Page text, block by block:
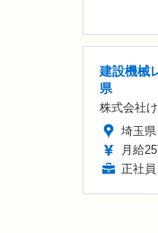
建設機械
県
株式会社
埼玉県
月給
正社員